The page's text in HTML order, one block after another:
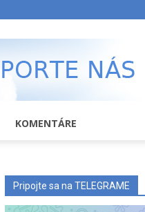
KOMENTÁRE
Pripojte sa na TELEGRAME